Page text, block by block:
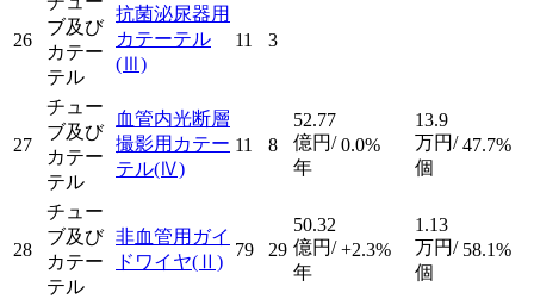
26
ブ及び
カテー
テル
抗菌泌尿器用
カテーテル
(Ⅲ)
11 3
27
チュー
ブ及び
カテー
テル
血管内光断層
撮影用カテー
テル(Ⅳ)
11 8
52.77
億円/
年
0.0%
13.9
万円/
個
47.7%
28
チュー
ブ及び
カテー
テル
非血管用ガイ
ドワイヤ(Ⅱ)
79 29
50.32
億円/
年
+2.3%
1.13
万円/
個
58.1%